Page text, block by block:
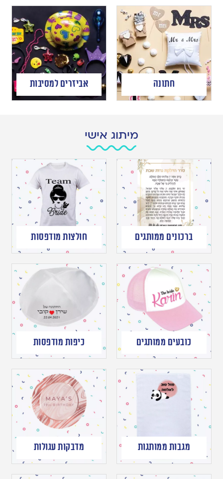
חתונה אביזרים למסיבות
מיתוג אישי
ברכונים ממותגים חולצות מודפסות
כובעים ממותגים כיפות מודפסות
מגבות ממותגות מדבקות עגולות